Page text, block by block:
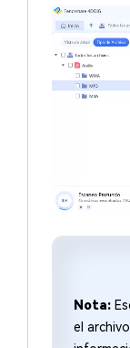
Nota:
el